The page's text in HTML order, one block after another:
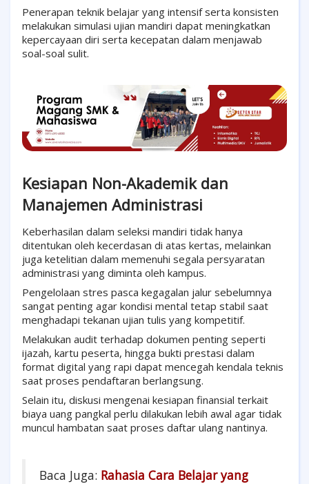
Penerapan teknik belajar yang intensif serta konsisten
melakukan simulasi ujian mandiri dapat meningkatkan
kepercayaan diri serta kecepatan dalam menjawab
soal-soal sulit.
Kesiapan Non-Akademik dan
Manajemen Administrasi
Keberhasilan dalam seleksi mandiri tidak hanya
ditentukan oleh kecerdasan di atas kertas, melainkan
juga ketelitian dalam memenuhi segala persyaratan
administrasi yang diminta oleh kampus.
Pengelolaan stres pasca kegagalan jalur sebelumnya
sangat penting agar kondisi mental tetap stabil saat
menghadapi tekanan ujian tulis yang kompetitif.
Melakukan audit terhadap dokumen penting seperti
ijazah, kartu peserta, hingga bukti prestasi dalam
format digital yang rapi dapat mencegah kendala teknis
saat proses pendaftaran berlangsung.
Selain itu, diskusi mengenai kesiapan finansial terkait
biaya uang pangkal perlu dilakukan lebih awal agar tidak
muncul hambatan saat proses daftar ulang nantinya.
Baca Juga: Rahasia Cara Belajar yang